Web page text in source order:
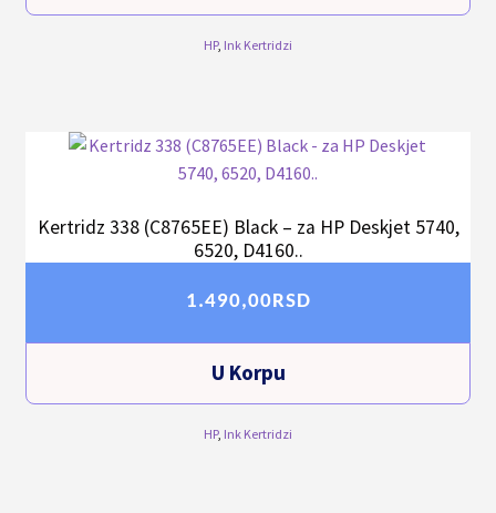
HP, Ink Kertridzi
Kertridz 338 (C8765EE) Black – za HP Deskjet 5740,
6520, D4160..
1.490,00RSD
U Korpu
HP, Ink Kertridzi